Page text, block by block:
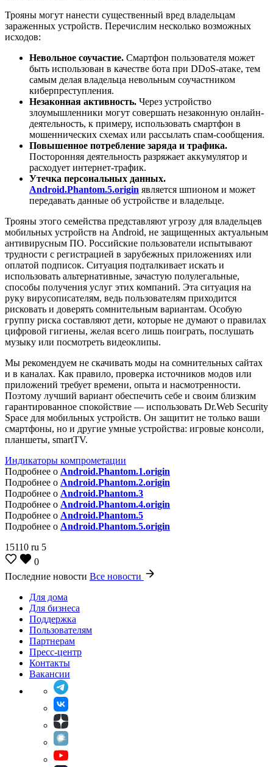
Трояны могут нанести существенный вред владельцам
зараженных устройств. Перечислим несколько возможных
исходов:
Невольное соучастие. Смартфон пользователя может
быть использован в качестве бота при DDoS-атаке, тем
самым делая владельца невольным соучастником
киберпреступления.
Незаконная активность. Через устройство
злоумышленники могут совершать незаконную онлайн-
деятельность, к примеру, использовать смартфон в
мошеннических схемах или рассылать спам-сообщения.
Повышенное потребление заряда и трафика.
Посторонняя деятельность разряжает аккумулятор и
расходует интернет-трафик.
Утечка персональных данных.
Android.Phantom.5.origin является шпионом и может
передавать данные об устройстве и владельце.
Трояны этого семейства представляют угрозу для владельцев
мобильных устройств на Android, не защищенных актуальным
антивирусным ПО. Российские пользователи испытывают
трудности с регистрацией в зарубежных приложениях или
оплатой подписок. Ситуация подталкивает искать и
использовать альтернативные, зачастую полулегальные,
способы получения услуг этих компаний. Эта ситуация на
руку вирусописателям, ведь пользователям приходится
рисковать и доверять сомнительным вариантам. Особую
группу риска составляют дети, которые не думают о правилах
цифровой гигиены, желая всего лишь поиграть, послушать
музыку или посмотреть видеоклипы.
Мы рекомендуем не скачивать моды на сомнительных сайтах
и в каналах. Как правило, проверка источников модов или
приложений требует времени, опыта и насмотренности.
Поэтому лучший вариант обеспечить себе и своим близким
гарантированное спокойствие — использовать Dr.Web Security
Space для мобильных устройств. Он защитит не только ваши
смартфоны, но и другие умные устройства: игровые консоли,
планшеты, smartTV.
Индикаторы компрометации
Подробнее о Android.Phantom.1.origin
Подробнее о Android.Phantom.2.origin
Подробнее о Android.Phantom.3
Подробнее о Android.Phantom.4.origin
Подробнее о Android.Phantom.5
Подробнее о Android.Phantom.5.origin
15110 ru 5
0
Последние новости Все новости
Для дома
Для бизнеса
Поддержка
Пользователям
Партнерам
Пресс-центр
Контакты
Вакансии